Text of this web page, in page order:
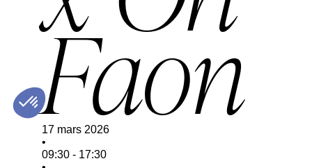
Faon
17 mars 2026
•
09:30 - 17:30